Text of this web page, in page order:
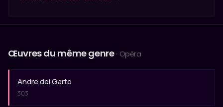
Œuvres du même genre · Opéra
Andre del Garto
303